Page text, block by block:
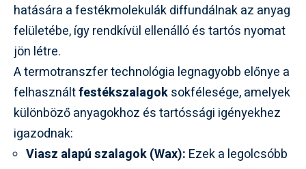
hatására a festékmolekulák diffundálnak az anyag
felületébe, így rendkívül ellenálló és tartós nyomat
jön létre.
A termotranszfer technológia legnagyobb előnye a
felhasználtfestékszalagoksokfélesége, amelyek
különböző anyagokhoz és tartóssági igényekhez
igazodnak:
Viasz alapú szalagok (Wax): Ezek a legolcsóbb